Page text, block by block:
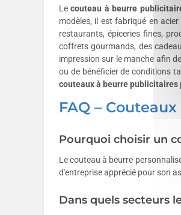
Lecouteau à beurre
modèles, il est fabriqué en
restaurants, épiceries fines,
coffrets gourmands, des
impression sur le manche afin
ou de bénéficier de conditions
couteaux à beurre publicitaires
FAQ –
Pourquoi choisir un
Le couteau à beurre
d'entreprise apprécié pour son
Dans quels secteurs